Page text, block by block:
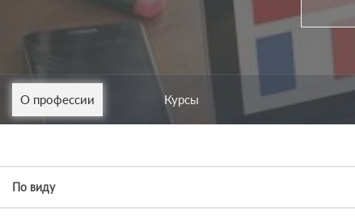
О профессии Курсы
По виду